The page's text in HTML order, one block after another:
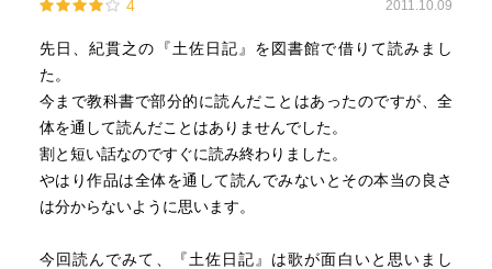
4 2011.10.09
先日、紀貫之の『土佐日記』を図書館で借りて読みまし
た。
今まで教科書で部分的に読んだことはあったのですが、全
体を通して読んだことはありませんでした。
割と短い話なのですぐに読み終わりました。
やはり作品は全体を通して読んでみないとその本当の良さ
は分からないように思います。
今回読んでみて、『土佐日記』は歌が面白いと思いまし